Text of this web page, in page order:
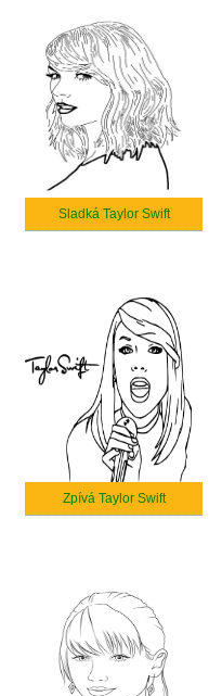
Sladká Taylor Swift
Zpívá Taylor Swift